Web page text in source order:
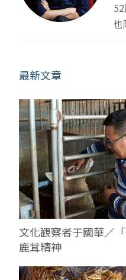
也
最新文章
文化觀察者于國華／
鹿茸精神